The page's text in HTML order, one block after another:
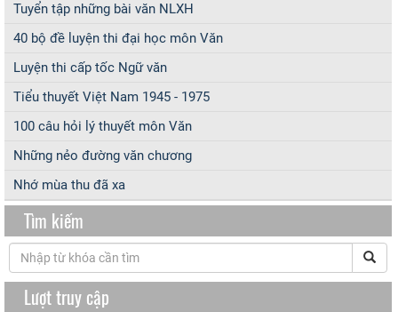
Tuyển tập những bài văn NLXH
40 bộ đề luyện thi đại học môn Văn
Luyện thi cấp tốc Ngữ văn
Tiểu thuyết Việt Nam 1945 - 1975
100 câu hỏi lý thuyết môn Văn
Những nẻo đường văn chương
Nhớ mùa thu đã xa
Tìm kiếm
Lượt truy cập